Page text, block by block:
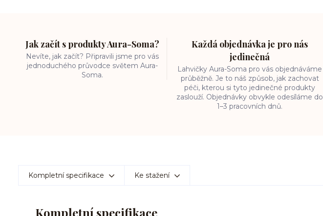
Jak začít s produkty Aura-Soma?
Nevíte, jak začít? Připravili jsme pro vás
jednoduchého průvodce světem Aura-
Soma.
Každá objednávka je pro nás
jedinečná
Lahvičky Aura-Soma pro vás objednáváme
průběžně. Je to náš způsob, jak zachovat
péči, kterou si tyto jedinečné produkty
zaslouží. Objednávky obvykle odesíláme do
1–3 pracovních dnů.
Kompletní specifikace Ke stažení
Kompletní specifikace